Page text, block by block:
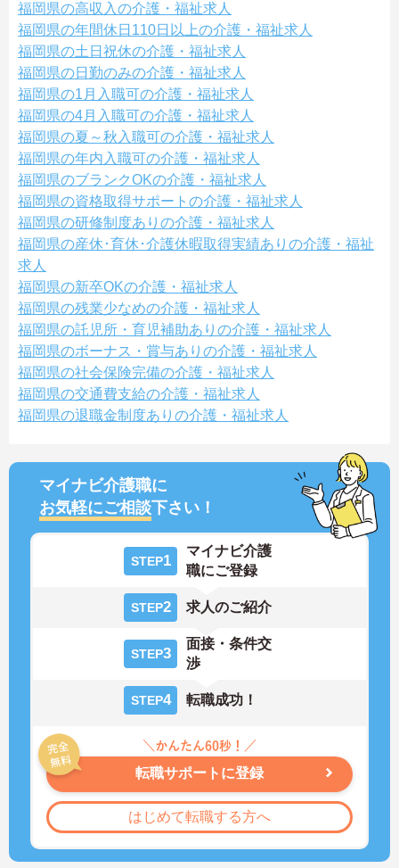
福岡県の高収入の介護・福祉求人
福岡県の年間休日110日以上の介護・福祉求人
福岡県の土日祝休の介護・福祉求人
福岡県の日勤のみの介護・福祉求人
福岡県の1月入職可の介護・福祉求人
福岡県の4月入職可の介護・福祉求人
福岡県の夏～秋入職可の介護・福祉求人
福岡県の年内入職可の介護・福祉求人
福岡県のブランクOKの介護・福祉求人
福岡県の資格取得サポートの介護・福祉求人
福岡県の研修制度ありの介護・福祉求人
福岡県の産休･育休･介護休暇取得実績ありの介護・福祉
求人
福岡県の新卒OKの介護・福祉求人
福岡県の残業少なめの介護・福祉求人
福岡県の託児所・育児補助ありの介護・福祉求人
福岡県のボーナス・賞与ありの介護・福祉求人
福岡県の社会保険完備の介護・福祉求人
福岡県の交通費支給の介護・福祉求人
福岡県の退職金制度ありの介護・福祉求人
マイナビ介護職に
お気軽にご相談下さい！
STEP1
マイナビ介護
職にご登録
STEP2 求人のご紹介
STEP3
面接・条件交
渉
STEP4 転職成功！
転職サポートに登録
はじめて転職する方へ